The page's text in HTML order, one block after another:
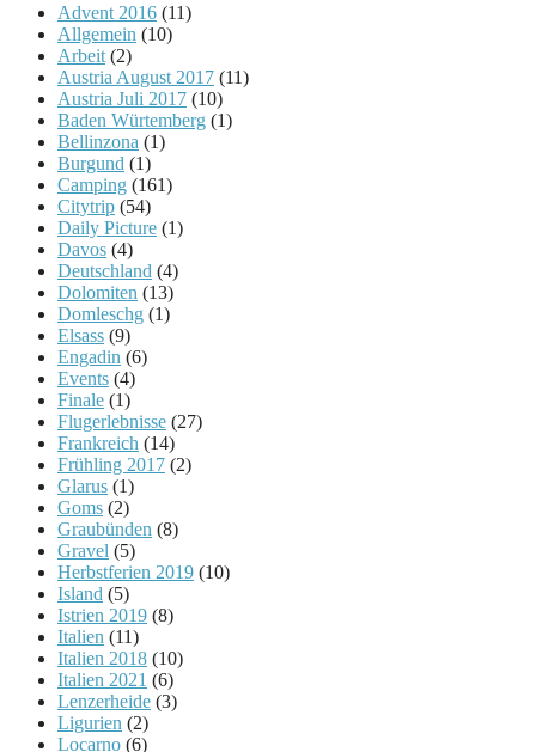
Advent 2016 (11)
Allgemein (10)
Arbeit (2)
Austria August 2017 (11)
Austria Juli 2017 (10)
Baden Würtemberg (1)
Bellinzona (1)
Burgund (1)
Camping (161)
Citytrip (54)
Daily Picture (1)
Davos (4)
Deutschland (4)
Dolomiten (13)
Domleschg (1)
Elsass (9)
Engadin (6)
Events (4)
Finale (1)
Flugerlebnisse (27)
Frankreich (14)
Frühling 2017 (2)
Glarus (1)
Goms (2)
Graubünden (8)
Gravel (5)
Herbstferien 2019 (10)
Island (5)
Istrien 2019 (8)
Italien (11)
Italien 2018 (10)
Italien 2021 (6)
Lenzerheide (3)
Ligurien (2)
Locarno (6)